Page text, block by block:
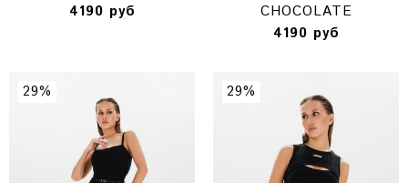
4190 руб
CHOCOLATE
4190 руб
29% 29%